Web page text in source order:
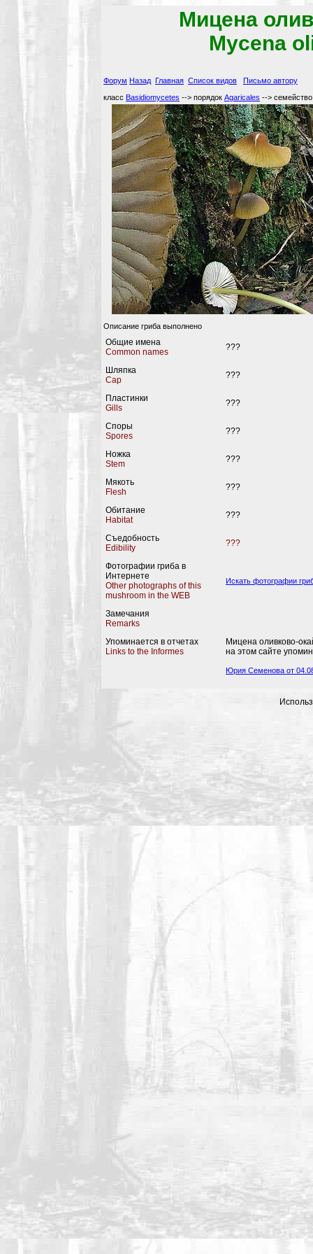
Мицена
Mycena
Форум Назад Главная Список видов
Письмо автору
класс Basidiomycetes --> порядок Agaricales -->
Описание гриба выполнено
Общие имена
Common names
???
Шляпка
Cap
???
Пластинки
Gills
???
Споры
Spores
???
Ножка
Stem
???
Мякоть
Flesh
???
Обитание
Habitat
???
Съедобность
Edibility
???
Фотографии гриба в
Интернете
Other photographs of this
mushroom in the WEB
Искать фотографии
Замечания
Remarks
Упоминается в отчетах
Links to the Informes
Мицена оливково-
на этом сайте
Юрия Семенова от